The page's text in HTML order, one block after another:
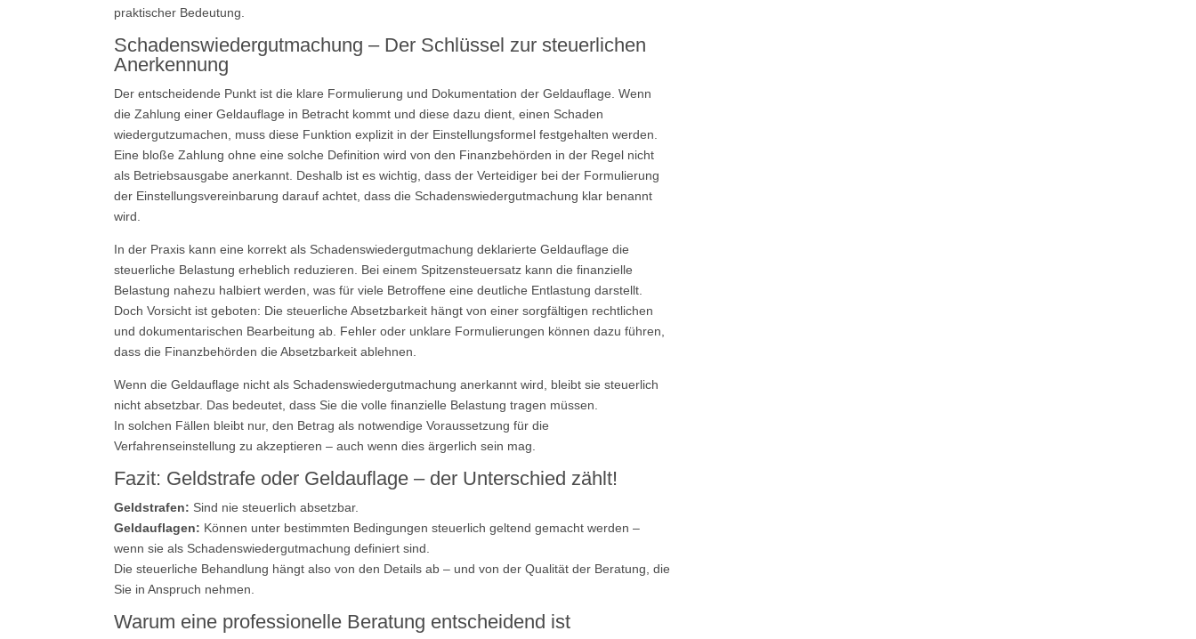
praktischer Bedeutung.
Schadenswiedergutmachung – Der Schlüssel zur steuerlichen
Anerkennung
Der entscheidende Punkt ist die klare Formulierung und Dokumentation der Geldauflage. Wenn
die Zahlung einer Geldauflage in Betracht kommt und diese dazu dient, einen Schaden
wiedergutzumachen, muss diese Funktion explizit in der Einstellungsformel festgehalten werden.
Eine bloße Zahlung ohne eine solche Definition wird von den Finanzbehörden in der Regel nicht
als Betriebsausgabe anerkannt. Deshalb ist es wichtig, dass der Verteidiger bei der Formulierung
der Einstellungsvereinbarung darauf achtet, dass die Schadenswiedergutmachung klar benannt
wird.
In der Praxis kann eine korrekt als Schadenswiedergutmachung deklarierte Geldauflage die
steuerliche Belastung erheblich reduzieren. Bei einem Spitzensteuersatz kann die finanzielle
Belastung nahezu halbiert werden, was für viele Betroffene eine deutliche Entlastung darstellt.
Doch Vorsicht ist geboten: Die steuerliche Absetzbarkeit hängt von einer sorgfältigen rechtlichen
und dokumentarischen Bearbeitung ab. Fehler oder unklare Formulierungen können dazu führen,
dass die Finanzbehörden die Absetzbarkeit ablehnen.
Wenn die Geldauflage nicht als Schadenswiedergutmachung anerkannt wird, bleibt sie steuerlich
nicht absetzbar. Das bedeutet, dass Sie die volle finanzielle Belastung tragen müssen.
In solchen Fällen bleibt nur, den Betrag als notwendige Voraussetzung für die
Verfahrenseinstellung zu akzeptieren – auch wenn dies ärgerlich sein mag.
Fazit: Geldstrafe oder Geldauflage – der Unterschied zählt!
Geldstrafen: Sind nie steuerlich absetzbar.
Geldauflagen: Können unter bestimmten Bedingungen steuerlich geltend gemacht werden –
wenn sie als Schadenswiedergutmachung definiert sind.
Die steuerliche Behandlung hängt also von den Details ab – und von der Qualität der Beratung, die
Sie in Anspruch nehmen.
Warum eine professionelle Beratung entscheidend ist